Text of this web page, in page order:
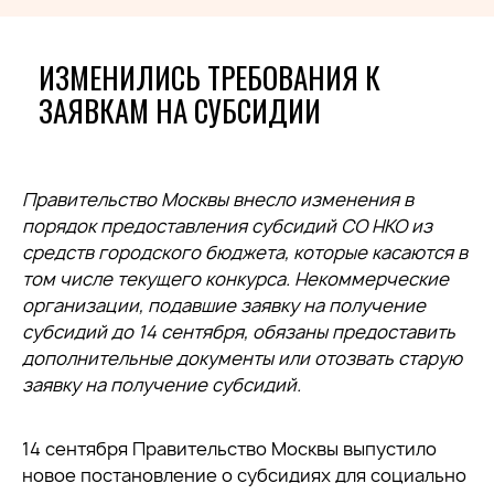
ИЗМЕНИЛИСЬ ТРЕБОВАНИЯ К
ЗАЯВКАМ НА СУБСИДИИ
Правительство Москвы внесло изменения в
порядок предоставления субсидий СО НКО из
средств городского бюджета, которые касаются в
том числе текущего конкурса. Некоммерческие
организации, подавшие заявку на получение
субсидий до 14 сентября, обязаны предоставить
дополнительные документы или отозвать старую
заявку на получение субсидий.
14 сентября Правительство Москвы выпустило
новое постановление о субсидиях для социально